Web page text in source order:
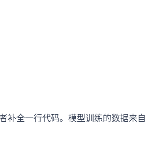
全一行代码。模型训练的数据来